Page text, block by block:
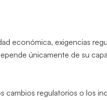
económica, exigencias
únicamente de su
cambios regulatorios o los